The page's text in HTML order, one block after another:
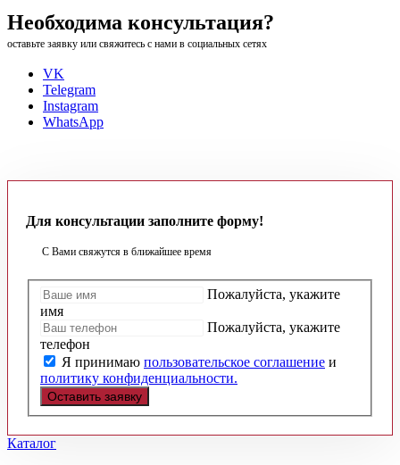
Необходима консультация?
оставьте заявку или свяжитесь с нами в социальных сетях
VK
Telegram
Instagram
WhatsApp
Для консультации заполните форму!
С Вами свяжутся в ближайшее время
Пожалуйста, укажите
имя
Пожалуйста, укажите
телефон
Я принимаю пользовательское соглашение и
политику конфиденциальности.
Оставить заявку
Каталог